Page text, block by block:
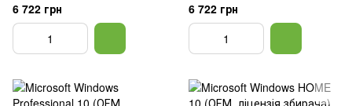
6 722 грн 6 722 грн